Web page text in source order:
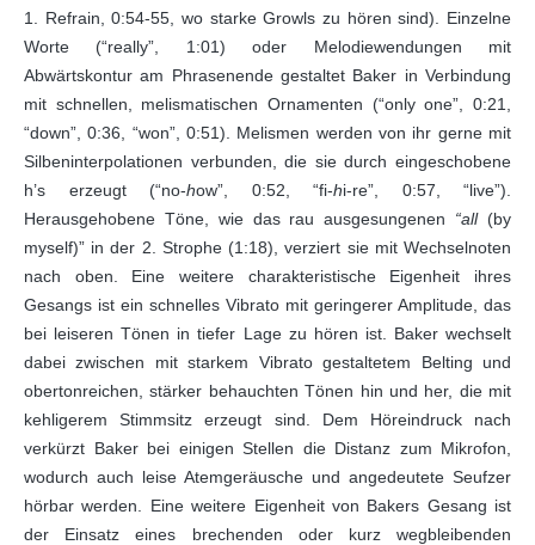
1. Refrain, 0:54-55, wo starke Growls zu hören sind). Einzelne
Worte (“really”, 1:01) oder Melodiewendungen mit
Abwärtskontur am Phrasenende gestaltet Baker in Verbindung
mit schnellen, melismatischen Ornamenten (“only one”, 0:21,
“down”, 0:36, “won”, 0:51). Melismen werden von ihr gerne mit
Silbeninterpolationen verbunden, die sie durch eingeschobene
h’s erzeugt (“no-how”, 0:52, “fi-hi-re”, 0:57, “live”).
Herausgehobene Töne, wie das rau ausgesungenen “all(by
myself)” in der 2. Strophe (1:18), verziert sie mit Wechselnoten
nach oben. Eine weitere charakteristische Eigenheit ihres
Gesangs ist ein schnelles Vibrato mit geringerer Amplitude, das
bei leiseren Tönen in tiefer Lage zu hören ist. Baker wechselt
dabei zwischen mit starkem Vibrato gestaltetem Belting und
obertonreichen, stärker behauchten Tönen hin und her, die mit
kehligerem Stimmsitz erzeugt sind. Dem Höreindruck nach
verkürzt Baker bei einigen Stellen die Distanz zum Mikrofon,
wodurch auch leise Atemgeräusche und angedeutete Seufzer
hörbar werden. Eine weitere Eigenheit von Bakers Gesang ist
der Einsatz eines brechenden oder kurz wegbleibenden